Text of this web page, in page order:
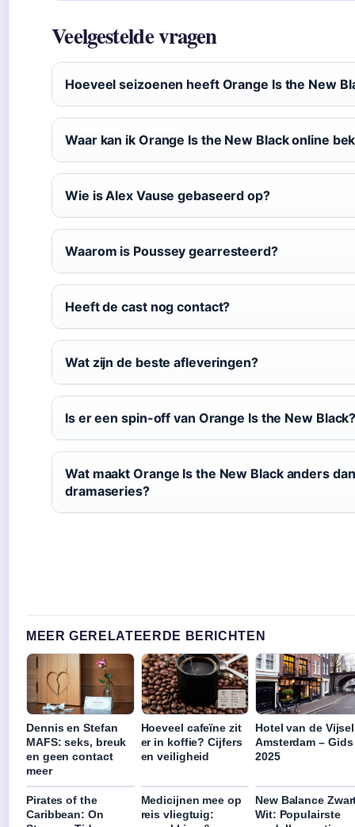
Veelgestelde vragen
Hoeveel seizoenen heeft Orange Is the New
Waar kan ik Orange Is the New Black online
Wie is Alex Vause gebaseerd op?
Waarom is Poussey gearresteerd?
Heeft de cast nog contact?
Wat zijn de beste afleveringen?
Is er een spin-off van Orange Is the New
Wat maakt Orange Is the New Black anders
dramaseries?
MEER GERELATEERDE BERICHTEN
Dennis en Stefan
MAFS: seks, breuk
en geen contact
meer
Hoeveel cafeïne zit
er in koffie? Cijfers
en veiligheid
Hotel van de Vijsel
Amsterdam – Gids
2025
Pirates of the
Caribbean: On
Medicijnen mee op
reis vliegtuig:
New Balance
Wit: Populairste